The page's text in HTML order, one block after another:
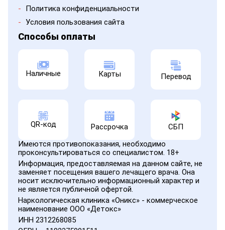
-
Политика конфиденциальности
- Условия пользования сайта
Имеются противопоказания, необходимо
проконсультироваться со специалистом. 18+
Информация, предоставляемая на данном сайте, не
заменяет посещения вашего лечащего врача. Она
носит исключительно информационный характер и
не является публичной офертой.
Наркологическая клиника «Оникс» - коммерческое
наименование ООО «Детокс»
ИНН 2312268085
Способы оплаты
Наличные Карты Перевод
QR-код Рассрочка СБП